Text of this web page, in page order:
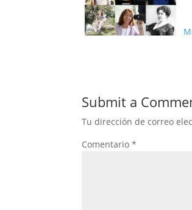
Submit a
Tu dirección de correo
Comentario*